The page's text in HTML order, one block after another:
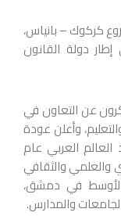
كركوك – بانياس،
دولة القانون
عن التعاون في
وأعلن عودة
العربي عام
والعلمي والثقافي
في دمشق،
والمدارس.